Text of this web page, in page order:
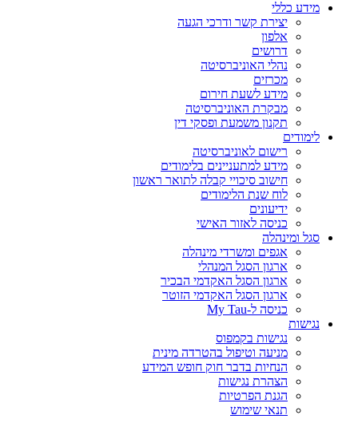
מידע כללי
יצירת קשר ודרכי הגעה
אלפון
דרושים
נהלי האוניברסיטה
מכרזים
מידע לשעת חירום
מבקרת האוניברסיטה
תקנון משמעת ופסקי דין
לימודים
רישום לאוניברסיטה
מידע למתעניינים בלימודים
חישוב סיכויי קבלה לתואר ראשון
לוח שנת הלימודים
ידיעונים
כניסה לאזור האישי
סגל ומינהלה
אגפים ומשרדי מינהלה
ארגון הסגל המנהלי
ארגון הסגל האקדמי הבכיר
ארגון הסגל האקדמי הזוטר
כניסה ל-My Tau
נגישות
נגישות בקמפוס
מניעה וטיפול בהטרדה מינית
הנחיות בדבר חוק חופש המידע
הצהרת נגישות
הגנת הפרטיות
תנאי שימוש